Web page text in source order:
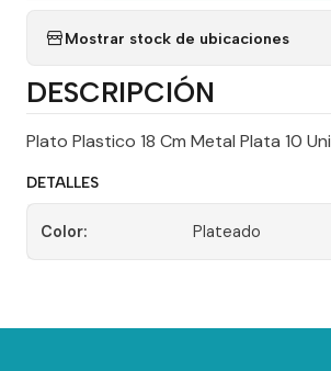
Mostrar stock de ubicaciones
DESCRIPCIÓN
Plato Plastico 18 Cm Metal Plata 10 Uni
DETALLES
Color: Plateado